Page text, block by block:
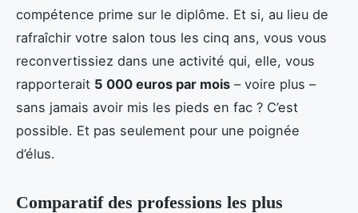
compétence prime sur le diplôme. Et si, au lieu de
rafraîchir votre salon tous les cinq ans, vous vous
reconvertissiez dans une activité qui, elle, vous
rapporterait 5 000 euros par mois – voire plus –
sans jamais avoir mis les pieds en fac ? C’est
possible. Et pas seulement pour une poignée
d’élus.
Comparatif des professions les plus